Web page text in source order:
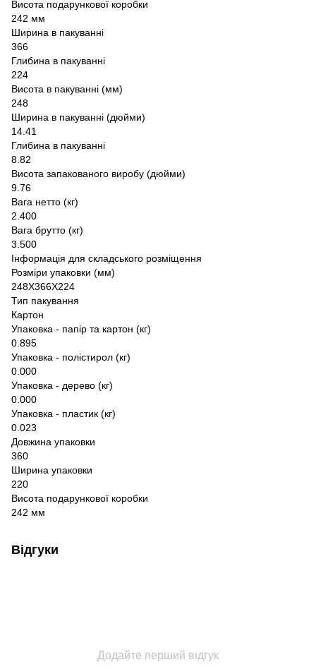
Висота подарункової коробки
242 мм
Ширина в пакуванні
366
Глибина в пакуванні
224
Висота в пакуванні (мм)
248
Ширина в пакуванні (дюйми)
14.41
Глибина в пакуванні
8.82
Висота запакованого виробу (дюйми)
9.76
Вага нетто (кг)
2.400
Вага брутто (кг)
3.500
Інформація для складського розміщення
Розміри упаковки (мм)
248X366X224
Тип пакування
Картон
Упаковка - папір та картон (кг)
0.895
Упаковка - полістирол (кг)
0.000
Упаковка - дерево (кг)
0.000
Упаковка - пластик (кг)
0.023
Довжина упаковки
360
Ширина упаковки
220
Висота подарункової коробки
242 мм
Відгуки
Додайте перший відгук